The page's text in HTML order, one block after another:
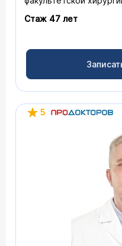
профессор
Стаж 47 лет
5